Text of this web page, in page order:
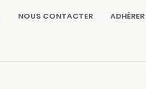
NOUS CONTACTER ADHÉRER